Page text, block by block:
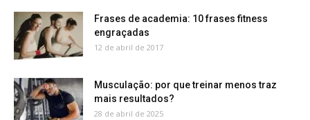
Frases de academia: 10 frases fitness
engraçadas
12 de abril de 2017
Musculação: por que treinar menos traz
mais resultados?
28 de abril de 2025